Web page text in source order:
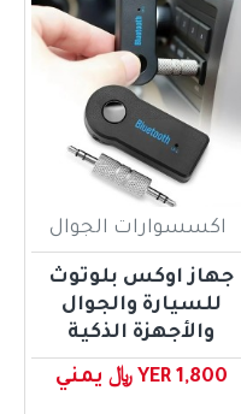
اكسسوارات الجوال
جهاز اوكس بلوتوث
للسيارة والجوال
والأجهزة الذكية
YER 1,800 ﷼ يمني